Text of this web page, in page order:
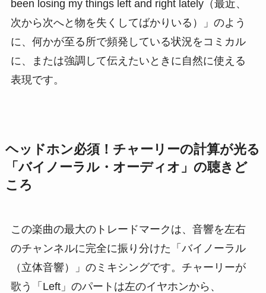
been losing my things left and right lately（最近、
次から次へと物を失くしてばかりいる）」のよう
に、何かが至る所で頻発している状況をコミカル
に、または強調して伝えたいときに自然に使える
表現です。
ヘッドホン必須！チャーリーの計算が光る
「バイノーラル・オーディオ」の聴きど
ころ
この楽曲の最大のトレードマークは、音響を左右
のチャンネルに完全に振り分けた「バイノーラル
（立体音響）」のミキシングです。チャーリーが
歌う「Left」のパートは左のイヤホンから、